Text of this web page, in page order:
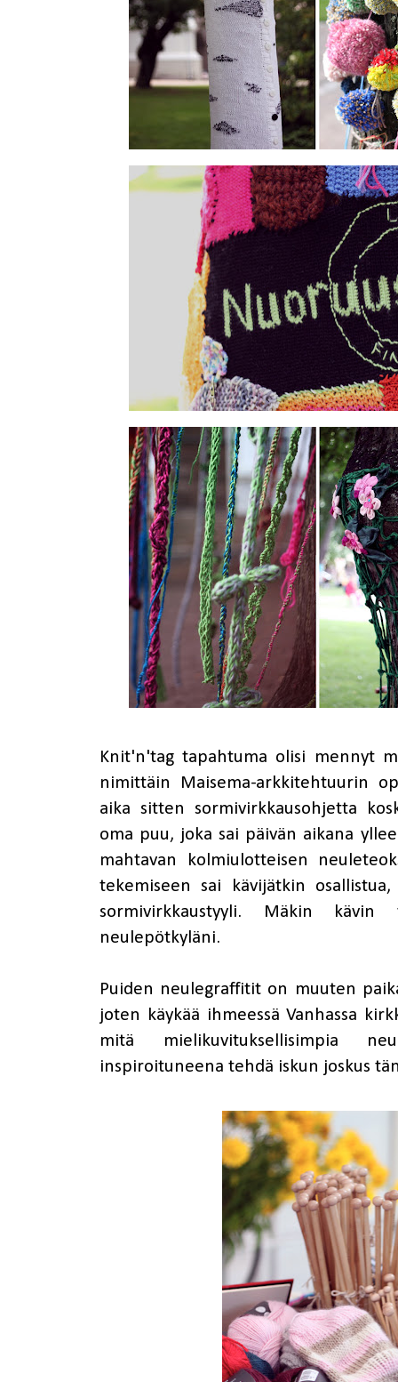
Knit'n'tag tapahtuma olisi mennyt
nimittäin Maisema-arkkitehtuurin
aika sitten sormivirkkausohjetta
oma puu, joka sai päivän aikana
mahtavan kolmiulotteisen
tekemiseen sai kävijätkin
sormivirkkaustyyli. Mäkin kävin
neulepötkyläni.
Puiden neulegraffitit on muuten
joten käykää ihmeessä Vanhassa
mitä mielikuvituksellisimpia
inspiroituneena tehdä iskun joskus